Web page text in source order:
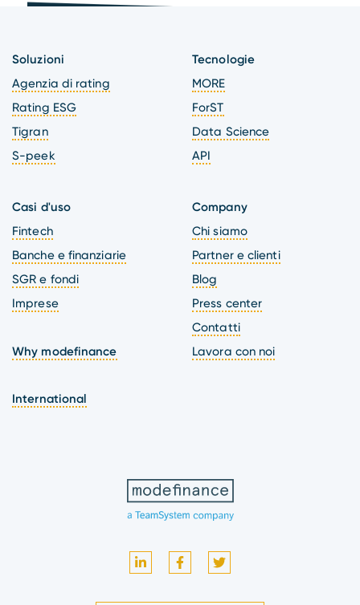
Soluzioni
Agenzia di rating
Rating ESG
Tigran
S-peek
Tecnologie
MORE
ForST
Data Science
API
Casi d'uso
Fintech
Banche e finanziarie
SGR e fondi
Imprese
Why modefinance
International
Company
Chi siamo
Partner e clienti
Blog
Press center
Contatti
Lavora con noi